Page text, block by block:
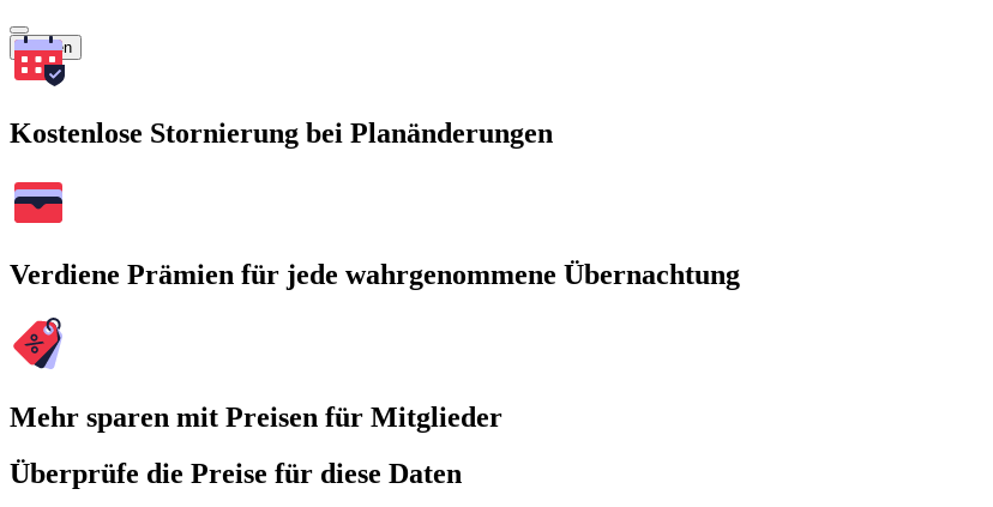
Suchen
Kostenlose Stornierung bei Planänderungen
Verdiene Prämien für jede wahrgenommene Übernachtung
Mehr sparen mit Preisen für Mitglieder
Überprüfe die Preise für diese Daten